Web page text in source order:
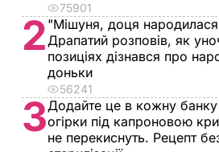
75901
2 "Мішуня, доця
Драпатий розповів, як
позиціях дізнався про
доньки
56241
3Додайте це в кожну
огірки під капроновою
не перекиснуть. Рецепт